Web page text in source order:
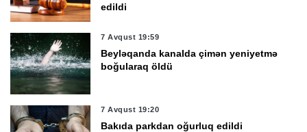
edildi
7 Avqust 19:59
Beyləqanda kanalda çimən yeniyetmə
boğularaq öldü
7 Avqust 19:20
Bakıda parkdan oğurluq edildi